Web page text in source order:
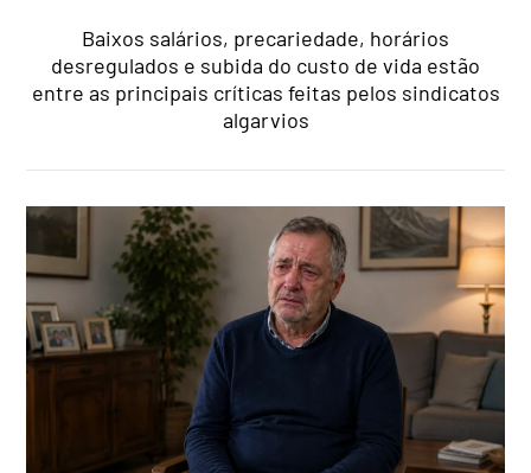
Baixos salários, precariedade, horários
desregulados e subida do custo de vida estão
entre as principais críticas feitas pelos sindicatos
algarvios